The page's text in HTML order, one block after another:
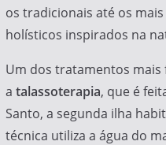
os tradicionais até os
holísticos inspirados na
Um dos tratamentos mais
a talassoterapia, que é
Santo, a segunda ilha
técnica utiliza a água do